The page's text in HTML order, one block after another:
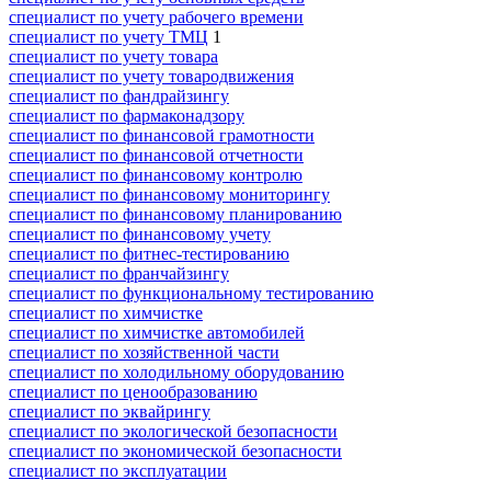
специалист по учету рабочего времени
специалист по учету ТМЦ 1
специалист по учету товара
специалист по учету товародвижения
специалист по фандрайзингу
специалист по фармаконадзору
специалист по финансовой грамотности
специалист по финансовой отчетности
специалист по финансовому контролю
специалист по финансовому мониторингу
специалист по финансовому планированию
специалист по финансовому учету
специалист по фитнес-тестированию
специалист по франчайзингу
специалист по функциональному тестированию
специалист по химчистке
специалист по химчистке автомобилей
специалист по хозяйственной части
специалист по холодильному оборудованию
специалист по ценообразованию
специалист по эквайрингу
специалист по экологической безопасности
специалист по экономической безопасности
специалист по эксплуатации